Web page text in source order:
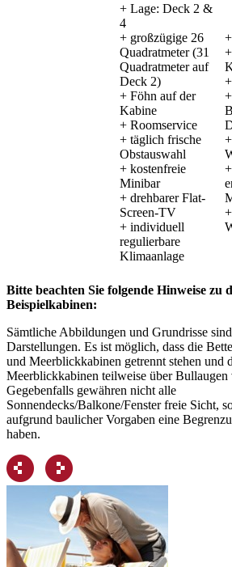
+ Lage: Deck 2 &
4
+ großzügige 26
Quadratmeter (31
Quadratmeter auf
Deck 2)
+ Föhn auf der
Kabine
+ Roomservice
+ täglich frische
Obstauswahl
+ kostenfreie
Minibar
+ drehbarer Flat-
Screen-TV
+ individuell
regulierbare
Klimaanlage
Bitte beachten Sie folgende Hinweise zu
Beispielkabinen:
Sämtliche Abbildungen und Grundrisse
Darstellungen. Es ist möglich, dass die
und Meerblickkabinen getrennt stehen und
Meerblickkabinen teilweise über Bullaugen
Gegebenfalls gewähren nicht alle
Sonnendecks/Balkone/Fenster freie Sicht,
aufgrund baulicher Vorgaben eine
haben.